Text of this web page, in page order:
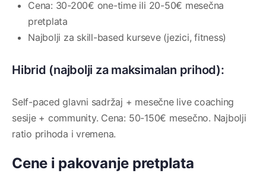
Cena: 30-200€ one-time ili 20-50€ mesečna
pretplata
Najbolji za skill-based kurseve (jezici, fitness)
Hibrid (najbolji za maksimalan prihod):
Self-paced glavni sadržaj + mesečne live coaching
sesije + community. Cena: 50-150€ mesečno. Najbolji
ratio prihoda i vremena.
Cene i pakovanje pretplata